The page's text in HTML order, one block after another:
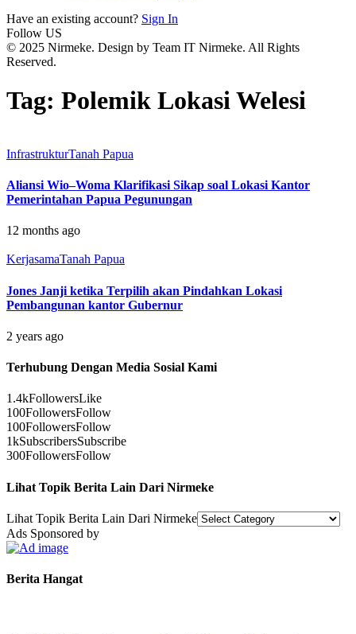
Have an existing account? Sign In
Follow US
© 2025 Nirmeke. Design by Team IT Nirmeke. All Rights
Reserved.
Tag: Polemik Lokasi Welesi
InfrastrukturTanah Papua
Aliansi Wio–Woma Klarifikasi Sikap soal Lokasi Kantor
Pemerintahan Papua Pegunungan
12 months ago
KerjasamaTanah Papua
Jones Janji ketika Terpilih akan Pindahkan Lokasi
Pembangunan kantor Gubernur
2 years ago
Terhubung Dengan Media Sosial Kami
1.4kFollowersLike
100FollowersFollow
100FollowersFollow
1kSubscribersSubscribe
300FollowersFollow
Lihat Topik Berita Lain Dari Nirmeke
Lihat Topik Berita Lain Dari Nirmeke
Ads Sponsored by
Berita Hangat